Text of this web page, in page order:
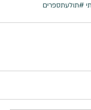
#תולעתספרים